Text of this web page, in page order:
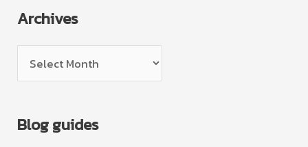
e
r
e
Archives
r
h
Blog guides